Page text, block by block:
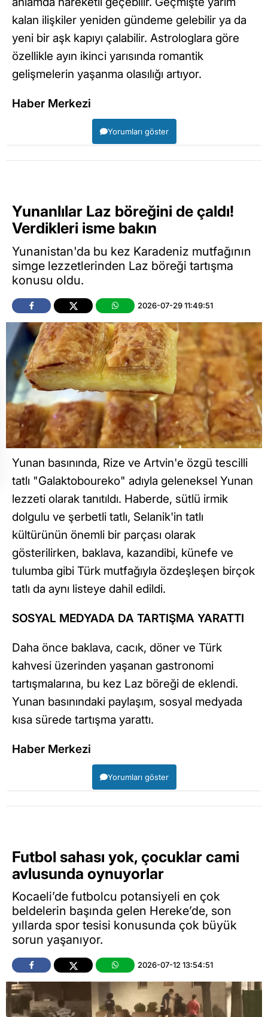
kalan ilişkiler yeniden gündeme gelebilir ya da
yeni bir aşk kapıyı çalabilir. Astrologlara göre
özellikle ayın ikinci yarısında romantik
gelişmelerin yaşanma olasılığı artıyor.
Haber Merkezi
Yorumları göster
Yunanlılar Laz böreğini de çaldı!
Verdikleri isme bakın
Yunanistan'da bu kez Karadeniz mutfağının
simge lezzetlerinden Laz böreği tartışma
konusu oldu.
2026-07-29 11:49:51
Yunan basınında, Rize ve Artvin'e özgü tescilli
tatlı "Galaktoboureko" adıyla geleneksel Yunan
lezzeti olarak tanıtıldı. Haberde, sütlü irmik
dolgulu ve şerbetli tatlı, Selanik'in tatlı
kültürünün önemli bir parçası olarak
gösterilirken, baklava, kazandibi, künefe ve
tulumba gibi Türk mutfağıyla özdeşleşen birçok
tatlı da aynı listeye dahil edildi.
SOSYAL MEDYADA DA TARTIŞMA YARATTI
Daha önce baklava, cacık, döner ve Türk
kahvesi üzerinden yaşanan gastronomi
tartışmalarına, bu kez Laz böreği de eklendi.
Yunan basınındaki paylaşım, sosyal medyada
kısa sürede tartışma yarattı.
Haber Merkezi
Yorumları göster
Futbol sahası yok, çocuklar cami
avlusunda oynuyorlar
Kocaeli’de futbolcu potansiyeli en çok
beldelerin başında gelen Hereke’de, son
yıllarda spor tesisi konusunda çok büyük
sorun yaşanıyor.
2026-07-12 13:54:51